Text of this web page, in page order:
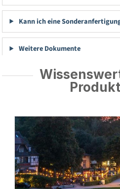
Kann ich eine
Weitere Dokumente